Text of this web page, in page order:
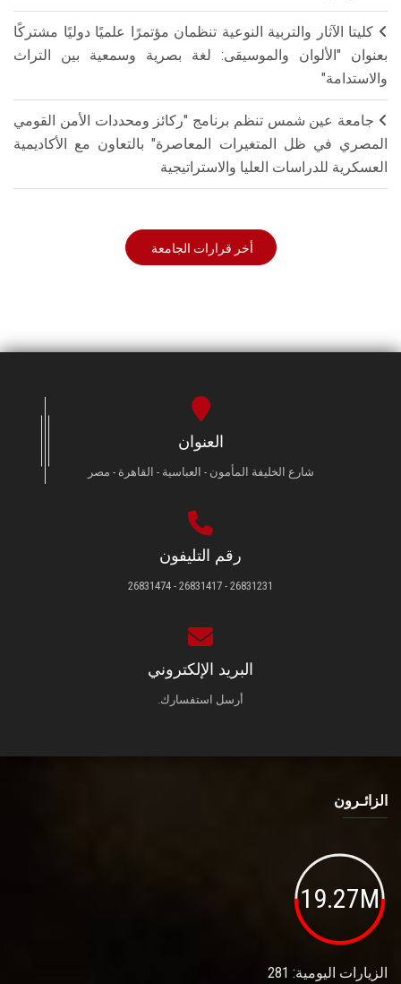
كليتا الآثار والتربية النوعية تنظمان مؤتمرًا علميًا دوليًا مشتركًا
بعنوان "الألوان والموسيقى: لغة بصرية وسمعية بين التراث
والاستدامة"
جامعة عين شمس تنظم برنامج "ركائز ومحددات الأمن القومي
المصري في ظل المتغيرات المعاصرة" بالتعاون مع الأكاديمية
العسكرية للدراسات العليا والاستراتيجية
أخر قرارات الجامعة
العنوان
شارع الخليفة المأمون - العباسية - القاهرة - مصر
رقم التليفون
26831231 - 26831417 - 26831474
البريد الإلكتروني
أرسل استفسارك.
الزائـرون
19.27M
الزيارات اليومية: 281